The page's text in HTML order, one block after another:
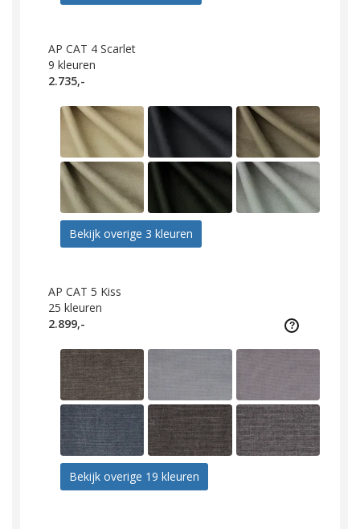
AP CAT 4 Scarlet
9 kleuren
2.735,-
Bekijk overige 3 kleuren
AP CAT 5 Kiss
25 kleuren
2.899,-
Bekijk overige 19 kleuren